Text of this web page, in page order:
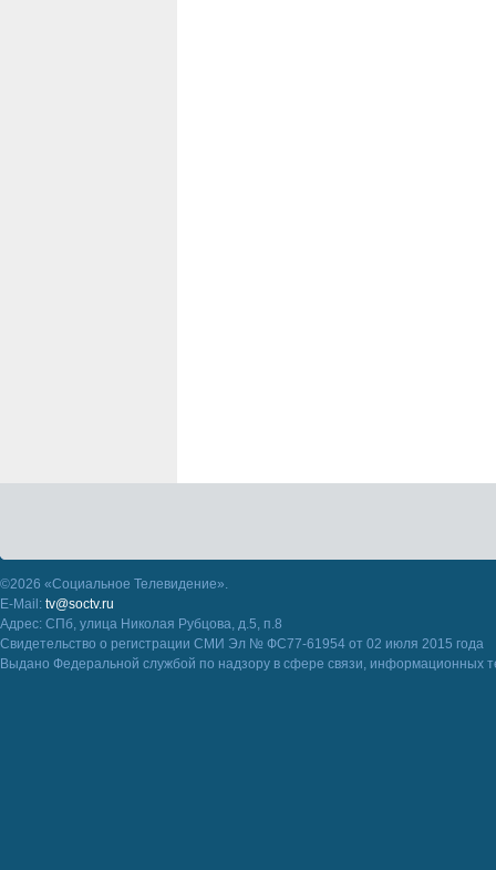
©2026 «Социальное Телевидение».
E-Mail: tv@soctv.ru
Адрес: СПб, улица Николая Рубцова, д.5, п.8
Свидетельство о регистрации СМИ Эл № ФС77-61954 от 02 июля 2015 года
Выдано Федеральной службой по надзору в сфере связи, информационных